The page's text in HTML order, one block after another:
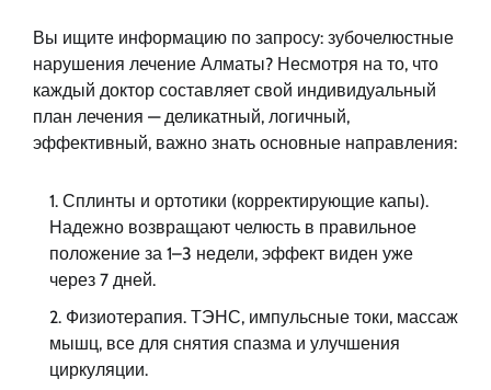
Вы ищите информацию по запросу: зубочелюстные
нарушения лечение Алматы? Несмотря на то, что
каждый доктор составляет свой индивидуальный
план лечения — деликатный, логичный,
эффективный, важно знать основные направления:
Сплинты и ортотики (корректирующие капы).
Надежно возвращают челюсть в правильное
положение за 1–3 недели, эффект виден уже
через 7 дней.
Физиотерапия. ТЭНС, импульсные токи, массаж
мышц, все для снятия спазма и улучшения
циркуляции.